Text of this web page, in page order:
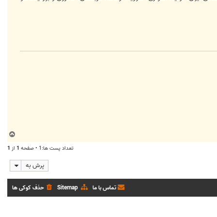
ا
تعداد پست ها:1 • صفحه 1 از 1
پرش به
حذف کوکی ها Sitemap تماس با ما